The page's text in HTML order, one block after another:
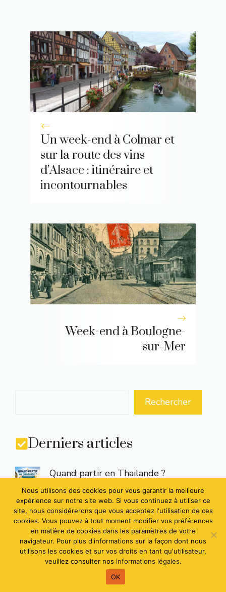
Un week-end à Colmar et
sur la route des vins
d’Alsace : itinéraire et
incontournables
Week-end à Boulogne-
sur-Mer
Rechercher
Derniers articles
Quand partir en Thailande ?
Réussir votre demande de visa pour
Bali : les étapes clés
Quelle heure est-il en Martinique ?
Quelle heure est-il en Guadeloupe ?
Nous utilisons des cookies pour vous garantir la meilleure
expérience sur notre site web. Si vous continuez à utiliser ce
site, nous considérerons que vous acceptez l'utilisation de ces
cookies. Vous pouvez à tout moment modifier vos préférences
en matière de cookies dans les paramètres de votre
navigateur. Pour plus d'informations sur la façon dont nous
utilisons les cookies et sur vos droits en tant qu'utilisateur,
veuillez consulter nos informations légales.
OK